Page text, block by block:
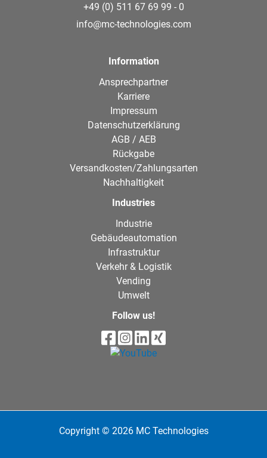
+49 (0) 511 67 69 99 - 0
info@mc-technologies.com
Information
Ansprechpartner
Karriere
Impressum
Datenschutzerklärung
AGB / AEB
Rückgabe
Versandkosten/Zahlungsarten
Nachhaltigkeit
Industries
Industrie
Gebäudeautomation
Infrastruktur
Verkehr & Logistik
Vending
Umwelt
Follow us!
Copyright © 2026 MC Technologies